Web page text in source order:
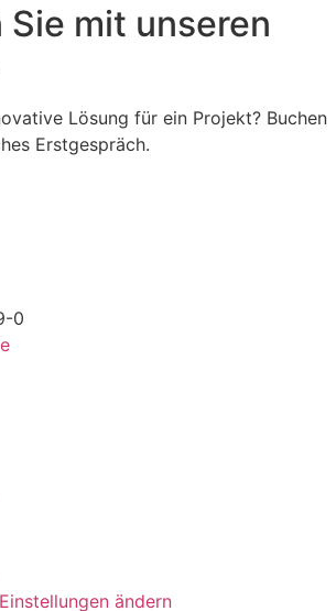
Sie mit unseren
Lösung für ein Projekt? Buchen
Erstgespräch.
0
ändern